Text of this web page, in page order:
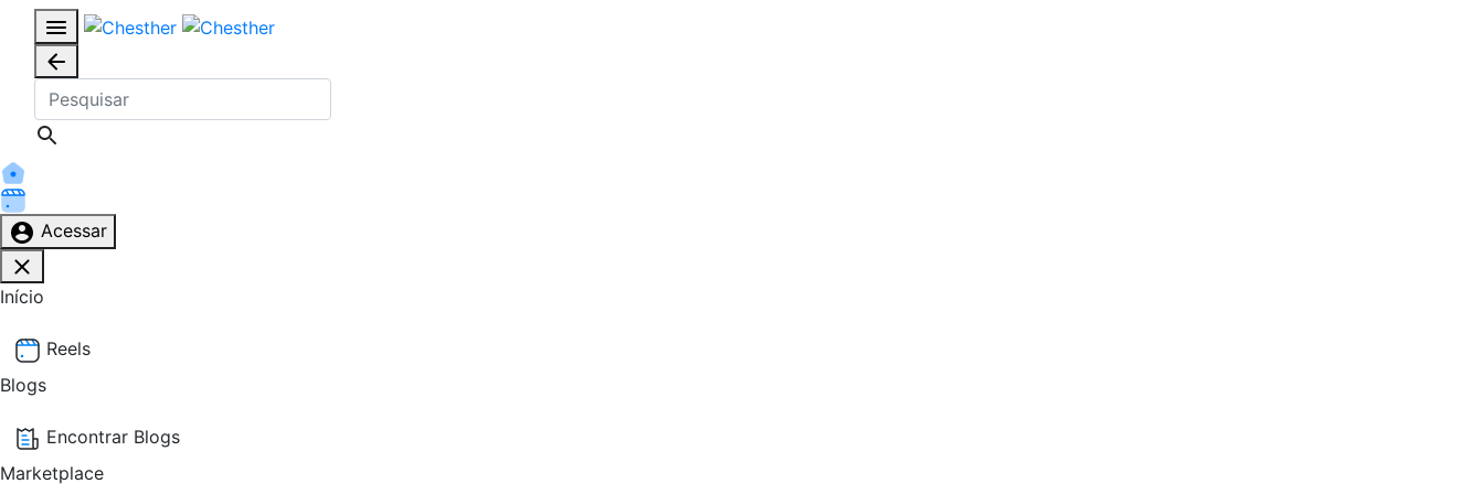
Acessar
Início
Reels
Blogs
Encontrar Blogs
Marketplace